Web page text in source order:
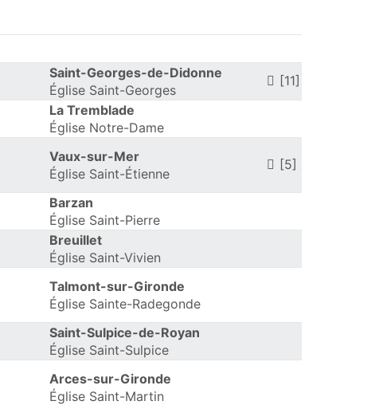
Saint-Georges-de-Didonne
Église Saint-Georges
[11]
La Tremblade
Église Notre-Dame
Vaux-sur-Mer
Église Saint-Étienne
[5]
Barzan
Église Saint-Pierre
Breuillet
Église Saint-Vivien
Talmont-sur-Gironde
Église Sainte-Radegonde
Saint-Sulpice-de-Royan
Église Saint-Sulpice
Arces-sur-Gironde
Église Saint-Martin